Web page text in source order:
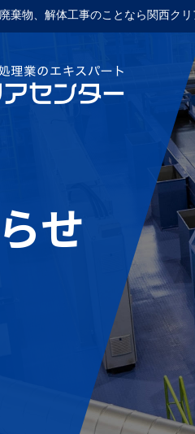
棄物、解体工事のことなら関西ク
せ